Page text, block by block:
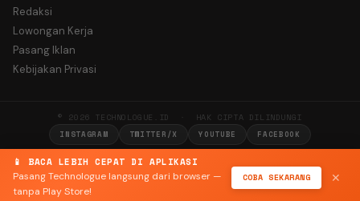
📱 BACA LEBIH CEPAT DI APLIKASI
Pasang Technologue langsung dari browser —
tanpa Play Store!
COBA SEKARANG ✕
Redaksi
Lowongan Kerja
Pasang Iklan
Kebijakan Privasi
© 2026 TECHNOLOGUE.ID · HAK CIPTA DILINDUNGI
INSTAGRAM TWITTER/X YOUTUBE FACEBOOK